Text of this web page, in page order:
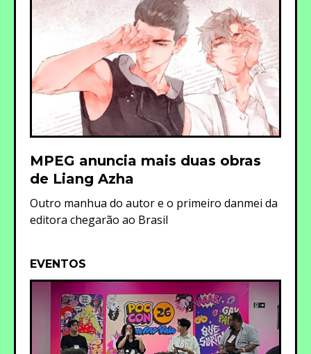
MPEG anuncia mais duas obras
de Liang Azha
Outro manhua do autor e o primeiro danmei da
editora chegarão ao Brasil
EVENTOS